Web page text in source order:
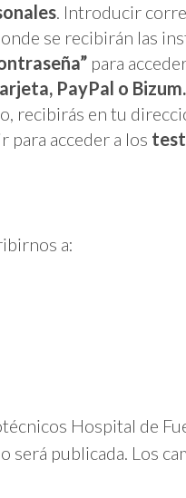
. Introducir
se recibirán las
para
PayPal o Bizum.
recibirás en tu
para acceder a los
a:
Hospital de
será publicada. Los